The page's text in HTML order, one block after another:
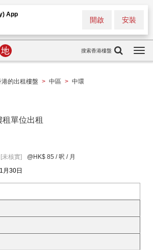
App
安裝
開啟
搜索香港樓盤
港的出租樓盤 > 中區 > 中環
單位出租
[未核實] @HK$ 85 / 呎 / 月
月30日